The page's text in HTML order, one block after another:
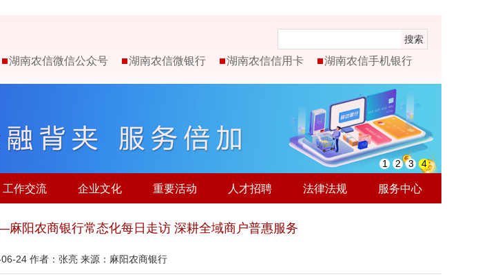
搜索
湖南农信微信公众号 湖南农信微银行 湖南农信信用卡 湖南农信手机银行
1 2 3 4
工作交流 企业文化 重要活动 人才招聘 法律法规 服务中心
阳农商银行常态化每日走访 深耕全域商户普惠服务
24 作者：张亮 来源：麻阳农商银行